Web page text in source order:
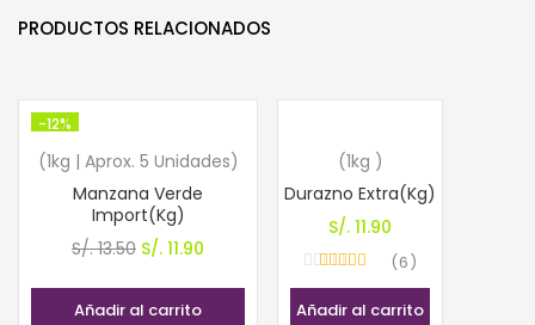
PRODUCTOS RELACIONADOS
-12%
(1kg | Aprox. 5 Unidades)
Manzana Verde
Import(Kg)
S/.13.50 El
original
S/. 11.90
Añadir al carrito
(1kg )
Durazno Extra(Kg)
S/. 11.90
6
Añadir al carrito